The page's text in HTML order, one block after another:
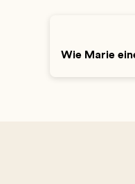
Wie Marie